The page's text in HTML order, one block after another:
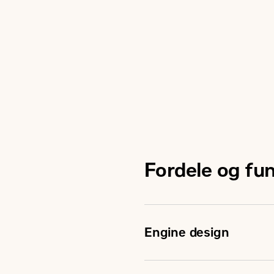
Fordele og
Engine design